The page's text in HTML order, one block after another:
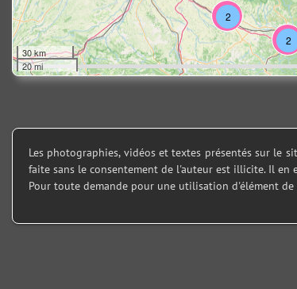
2
2
30 km
20 mi
Les photographies, vidéos et textes présentés sur le
faite sans le consentement de l'auteur est illicite. Il
Pour toute demande pour une utilisation d'élément